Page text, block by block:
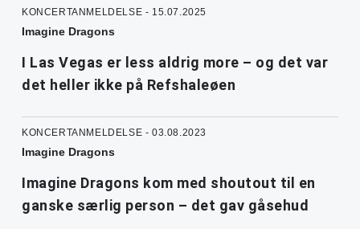
KONCERTANMELDELSE - 15.07.2025
Imagine Dragons
I Las Vegas er less aldrig more – og det var
det heller ikke på Refshaleøen
KONCERTANMELDELSE - 03.08.2023
Imagine Dragons
Imagine Dragons kom med shoutout til en
ganske særlig person – det gav gåsehud